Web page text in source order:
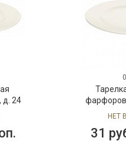
д. 24
НЕТ
31